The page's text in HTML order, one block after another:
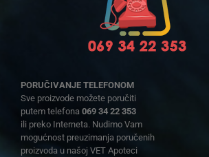
PORUČIVANJE TELEFONOM
Sve proizvode možete poručiti
putem telefona 069 34 22 353
ili preko Interneta. Nudimo Vam
mogućnost preuzimanja poručenih
proizvoda u našoj VET Apoteci